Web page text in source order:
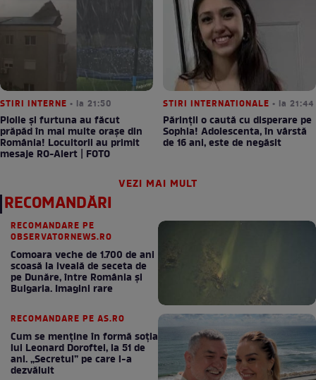
STIRI INTERNE • la 21:50
Ploile și furtuna au făcut
prăpăd în mai multe orașe din
România! Locuitorii au primit
mesaje RO-Alert | FOTO
STIRI INTERNATIONALE • la 21:44
Părinții o caută cu disperare pe
Sophia! Adolescenta, în vârstă
de 16 ani, este de negăsit
VEZI MAI MULT
RECOMANDĂRI
RECOMANDARE PE
OBSERVATORNEWS.RO
Comoara veche de 1.700 de ani
scoasă la iveală de seceta de
pe Dunăre, între România şi
Bulgaria. Imagini rare
RECOMANDARE PE AS.RO
Cum se menţine în formă soţia
lui Leonard Doroftei, la 51 de
ani. „Secretul” pe care l-a
dezvăluit